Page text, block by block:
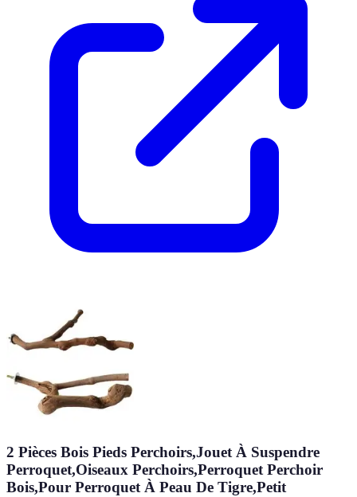
2 Pièces Bois Pieds Perchoirs,Jouet À Suspendre
Perroquet,Oiseaux Perchoirs,Perroquet Perchoir
Bois,Pour Perroquet À Peau De Tigre,Petit